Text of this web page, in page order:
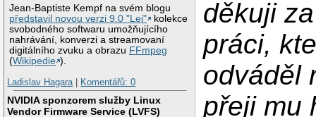
Jean-Baptiste Kempf na svém blogu
představil novou verzi 9.0 "Lei"
kolekce
svobodného softwaru umožňujícího
nahrávání, konverzi a streamovaní
digitálního zvuku a obrazu FFmpeg
(Wikipedie ).
Ladislav Hagara
Komentářů: 0
NVIDIA sponzorem služby Linux
Vendor Firmware Service (LVFS)
děkuji
práci,
odváděl
přeji mu